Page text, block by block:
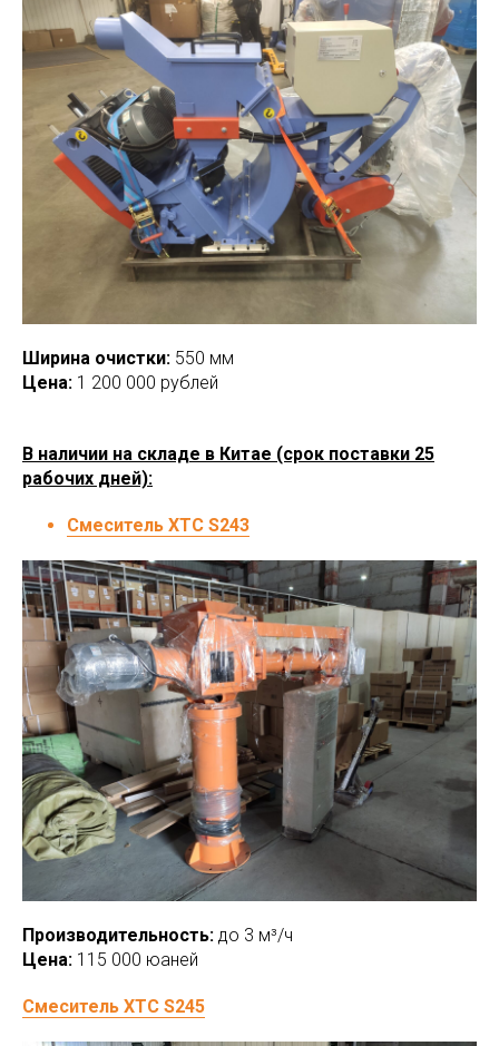
Ширина очистки: 550 мм
Цена: 1 200 000 рублей
В наличии на складе в Китае (срок поставки 25
рабочих дней):
Смеситель ХТС S243
Производительность: до 3 м³/ч
Цена: 115 000 юаней
Смеситель ХТС S245